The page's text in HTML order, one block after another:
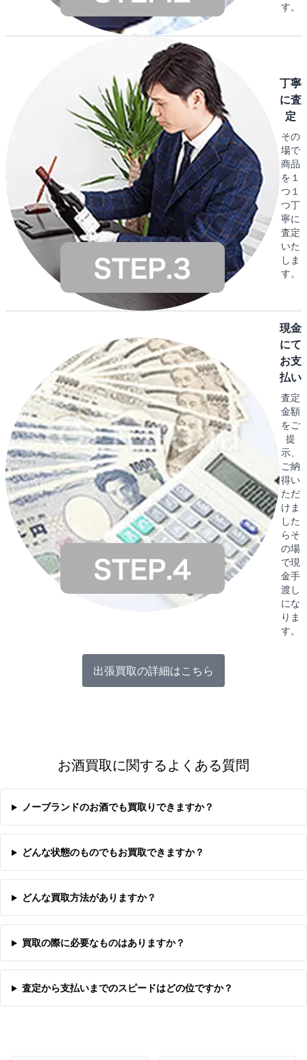
す。
丁寧
に査
定
その
場で
商品
を１
つ１
つ丁
寧に
査定
いた
しま
す。
現金
にて
お支
払い
査定
金額
をご
提
示、
ご納
得い
ただ
けま
した
らそ
の場
で現
金手
渡し
にな
りま
す。
出張買取の詳細はこちら
お酒買取に関するよくある質問
ノーブランドのお酒でも買取りできますか？
どんな状態のものでもお買取できますか？
どんな買取方法がありますか？
買取の際に必要なものはありますか？
査定から支払いまでのスピードはどの位ですか？